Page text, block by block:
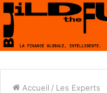
Accueil / Les Experts